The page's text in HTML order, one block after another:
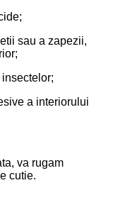
sau a zapezii,
a interiorului
va rugam
cutie.